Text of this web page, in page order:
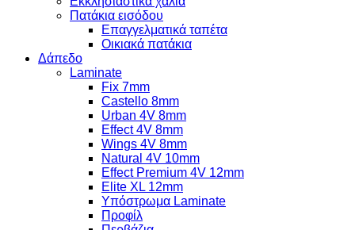
Πατάκια εισόδου
Επαγγελματικά ταπέτα
Οικιακά πατάκια
Δάπεδο
Laminate
Fix 7mm
Castello 8mm
Urban 4V 8mm
Effect 4V 8mm
Wings 4V 8mm
Natural 4V 10mm
Effect Premium 4V 12mm
Elite XL 12mm
Υπόστρωμα Laminate
Προφίλ